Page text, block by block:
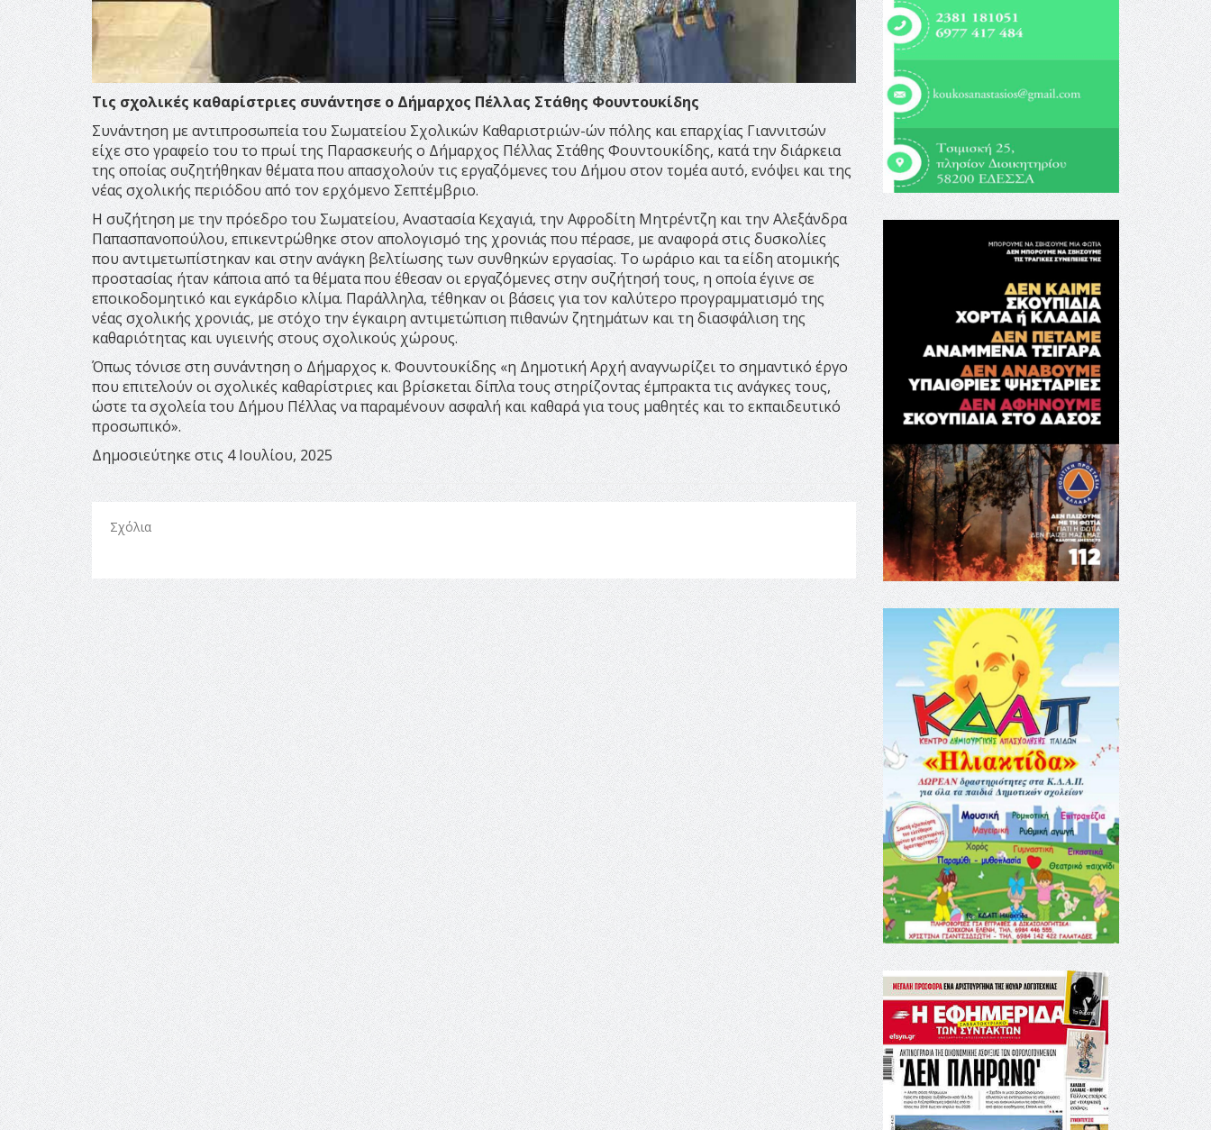
Τις σχολικές καθαρίστριες συνάντησε ο Δήμαρχος Πέλλας Στάθης Φουντουκίδης
Συνάντηση με αντιπροσωπεία του Σωματείου Σχολικών Καθαριστριών-ών πόλης και επαρχίας Γιαννιτσών
είχε στο γραφείο του το πρωί της Παρασκευής ο Δήμαρχος Πέλλας Στάθης Φουντουκίδης, κατά την διάρκεια
της οποίας συζητήθηκαν θέματα που απασχολούν τις εργαζόμενες του Δήμου στον τομέα αυτό, ενόψει και της
νέας σχολικής περιόδου από τον ερχόμενο Σεπτέμβριο.
Η συζήτηση με την πρόεδρο του Σωματείου, Αναστασία Κεχαγιά, την Αφροδίτη Μητρέντζη και την Αλεξάνδρα
Παπασπανοπούλου, επικεντρώθηκε στον απολογισμό της χρονιάς που πέρασε, με αναφορά στις δυσκολίες
που αντιμετωπίστηκαν και στην ανάγκη βελτίωσης των συνθηκών εργασίας. Το ωράριο και τα είδη ατομικής
προστασίας ήταν κάποια από τα θέματα που έθεσαν οι εργαζόμενες στην συζήτησή τους, η οποία έγινε σε
εποικοδομητικό και εγκάρδιο κλίμα. Παράλληλα, τέθηκαν οι βάσεις για τον καλύτερο προγραμματισμό της
νέας σχολικής χρονιάς, με στόχο την έγκαιρη αντιμετώπιση πιθανών ζητημάτων και τη διασφάλιση της
καθαριότητας και υγιεινής στους σχολικούς χώρους.
Όπως τόνισε στη συνάντηση ο Δήμαρχος κ. Φουντουκίδης «η Δημοτική Αρχή αναγνωρίζει το σημαντικό έργο
που επιτελούν οι σχολικές καθαρίστριες και βρίσκεται δίπλα τους στηρίζοντας έμπρακτα τις ανάγκες τους,
ώστε τα σχολεία του Δήμου Πέλλας να παραμένουν ασφαλή και καθαρά για τους μαθητές και το εκπαιδευτικό
προσωπικό».
Δημοσιεύτηκε στις 4 Ιουλίου, 2025
Σχόλια